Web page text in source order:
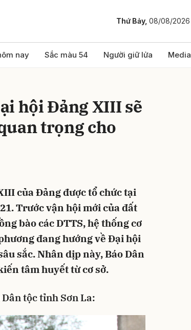
Thứ Bảy, 08/08/2026
nay Sắc màu 54 Người giữ lửa Media
hội Đảng XIII sẽ
trọng cho
của Đảng được tổ chức tại
Trước vận hội mới của đất
bào các DTTS, hệ thống cơ
đang hướng về Đại hội
sắc. Nhân dịp này, Báo Dân
tâm huyết từ cơ sở.
tộc tỉnh Sơn La: